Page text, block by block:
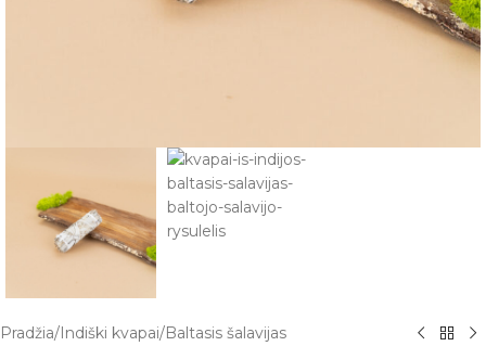
Pradžia/ Indiški kvapai/Baltasis šalavijas